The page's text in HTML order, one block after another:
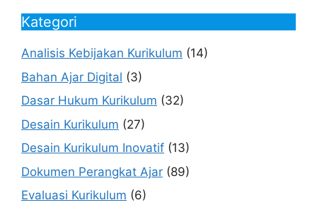
Kategori
Analisis Kebijakan Kurikulum (14)
Bahan Ajar Digital (3)
Dasar Hukum Kurikulum (32)
Desain Kurikulum (27)
Desain Kurikulum Inovatif (13)
Dokumen Perangkat Ajar (89)
Evaluasi Kurikulum (6)